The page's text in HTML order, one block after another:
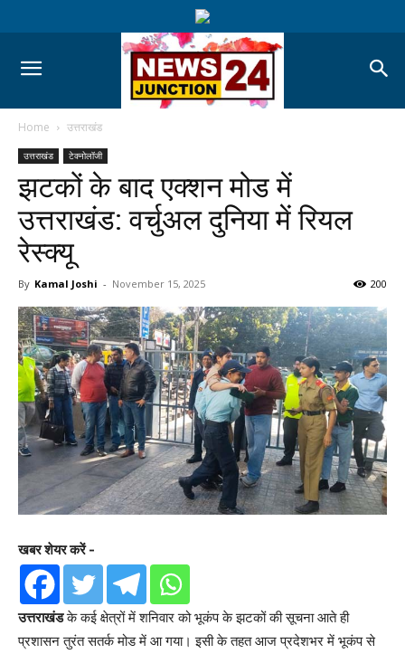
Home उत्तराखंड
उत्तराखंड टेक्नोलॉजी
झटकों के बाद एक्शन मोड में
उत्तराखंड: वर्चुअल दुनिया में रियल
रेस्क्यू
By Kamal Joshi - November 15, 2025 200
खबर शेयर करें -
उत्तराखंडके कई क्षेत्रों में शनिवार को भूकंप के झटकों की सूचना आते ही
प्रशासन तुरंत सतर्क मोड में आ गया। इसी के तहत आज प्रदेशभर में भूकंप से